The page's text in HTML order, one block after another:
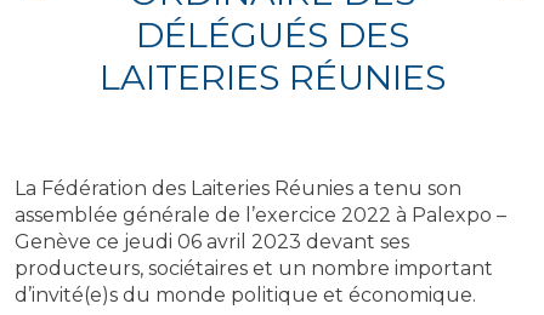
DÉLÉGUÉS DES
LAITERIES RÉUNIES
La Fédération des Laiteries Réunies a tenu son
assemblée générale de l’exercice 2022 à Palexpo –
Genève ce jeudi 06 avril 2023 devant ses
producteurs, sociétaires et un nombre important
d’invité(e)s du monde politique et économique.